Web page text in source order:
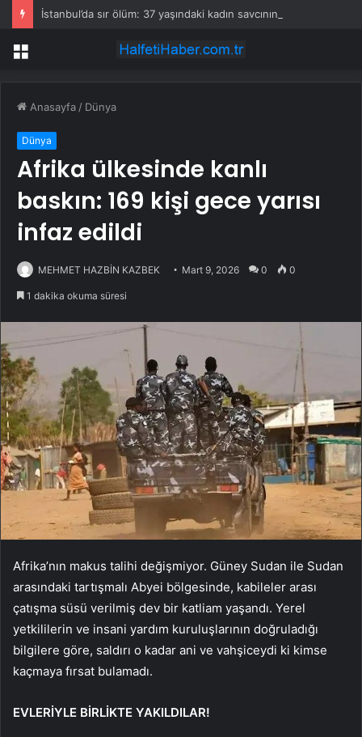
Menü
Anasayfa / Dünya
Dünya
Afrika ülkesinde kanlı
baskın: 169 kişi gece yarısı
infaz edildi
MEHMET HAZBİN KAZBEK Mart 9, 2026 0 0
1 dakika okuma süresi
Afrika’nın makus talihi değişmiyor. Güney Sudan ile Sudan
arasındaki tartışmalı Abyei bölgesinde, kabileler arası
çatışma süsü verilmiş dev bir katliam yaşandı. Yerel
yetkililerin ve insani yardım kuruluşlarının doğruladığı
bilgilere göre, saldırı o kadar ani ve vahşiceydi ki kimse
kaçmaya fırsat bulamadı.
EVLERİYLE BİRLİKTE YAKILDILAR!